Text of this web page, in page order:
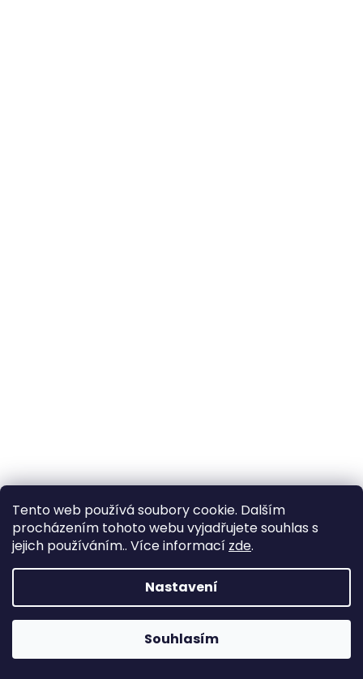
Tento web používá soubory cookie. Dalším
procházením tohoto webu vyjadřujete souhlas s
jejich používáním.. Více informací zde.
Nastavení
Souhlasím